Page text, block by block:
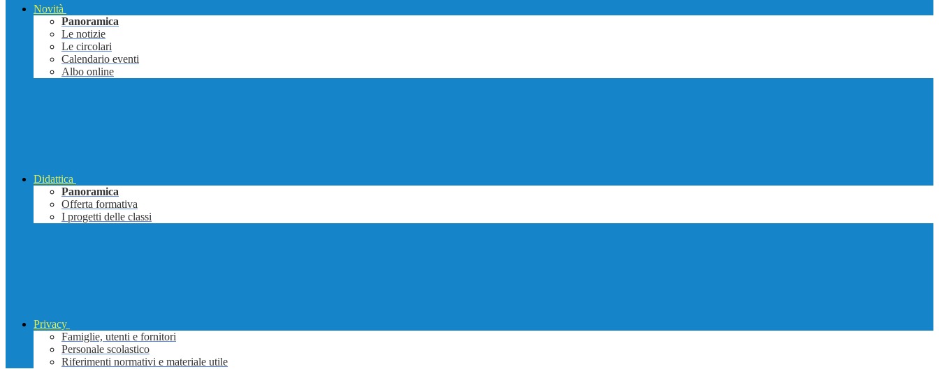
Novità
Panoramica
Le notizie
Le circolari
Calendario eventi
Albo online
Didattica
Panoramica
Offerta formativa
I progetti delle classi
Privacy
Famiglie, utenti e fornitori
Personale scolastico
Riferimenti normativi e materiale utile